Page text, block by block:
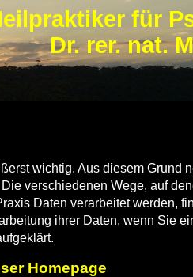
für
Dr. rer. nat.
wichtig. Aus diesem Grund
verschiedenen Wege, auf
Daten verarbeitet werden,
ihrer Daten, wenn Sie
Homepage